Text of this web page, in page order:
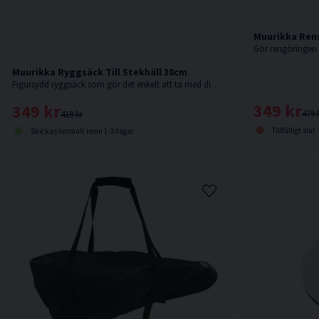
Muurikka Ryggsäck Till Stekhäll 38cm
Figursydd ryggsäck som gör det enkelt att ta med din stekhäll Ø38 vart du än ska.
419 kr
349 kr
Skickas normalt inom 1-3 dagar
Muurikka
479
349 kr
Tillfälligt slut